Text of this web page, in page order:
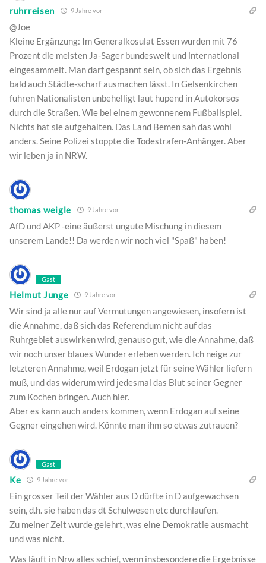
ruhrreisen 9 Jahre vor
@Joe
Kleine Ergänzung: Im Generalkosulat Essen wurden mit 76
Prozent die meisten Ja-Sager bundesweit und international
eingesammelt. Man darf gespannt sein, ob sich das Ergebnis
bald auch Städte-scharf ausmachen lässt. In Gelsenkirchen
fuhren Nationalisten unbehelligt laut hupend in Autokorsos
durch die Straßen. Wie bei einem gewonnenem Fußballspiel.
Nichts hat sie aufgehalten. Das Land Bemen sah das wohl
anders. Seine Polizei stoppte die Todestrafen-Anhänger. Aber
wir leben ja in NRW.
thomas weigle 9 Jahre vor
AfD und AKP -eine äußerst ungute Mischung in diesem
unserem Lande!! Da werden wir noch viel "Spaß" haben!
Gast
Helmut Junge 9 Jahre vor
Wir sind ja alle nur auf Vermutungen angewiesen, insofern ist
die Annahme, daß sich das Referendum nicht auf das
Ruhrgebiet auswirken wird, genauso gut, wie die Annahme, daß
wir noch unser blaues Wunder erleben werden. Ich neige zur
letzteren Annahme, weil Erdogan jetzt für seine Wähler liefern
muß, und das widerum wird jedesmal das Blut seiner Gegner
zum Kochen bringen. Auch hier.
Aber es kann auch anders kommen, wenn Erdogan auf seine
Gegner eingehen wird. Könnte man ihm so etwas zutrauen?
Gast
Ke 9 Jahre vor
Ein grosser Teil der Wähler aus D dürfte in D aufgewachsen
sein, d.h. sie haben das dt Schulwesen etc durchlaufen.
Zu meiner Zeit wurde gelehrt, was eine Demokratie ausmacht
und was nicht.
Was läuft in Nrw alles schief, wenn insbesondere die Ergebnisse